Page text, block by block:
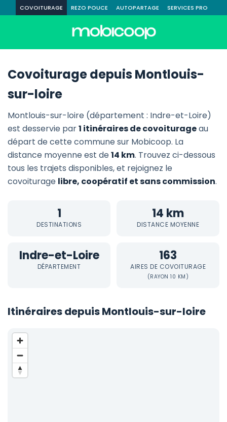
COVOITURAGE REZO POUCE AUTOPARTAGE SERVICES PRO
Covoiturage depuis Montlouis-
sur-loire
Montlouis-sur-loire (département : Indre-et-Loire)
est desservie par1 itinéraires de covoiturageau
départ de cette commune sur Mobicoop. La
distance moyenne est de14 km. Trouvez ci-dessous
tous les trajets disponibles, et rejoignez le
covoiturage libre, coopératif et sans commission.
1
DESTINATIONS
14 km
DISTANCE MOYENNE
Indre-et-Loire
DÉPARTEMENT
163
AIRES DE COVOITURAGE
(RAYON 10 KM)
Itinéraires depuis Montlouis-sur-loire